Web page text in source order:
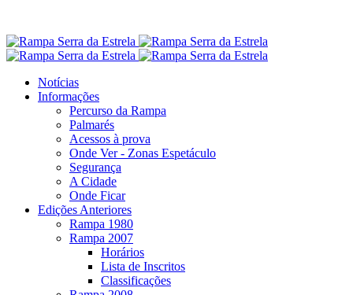
Notícias
Informações
Percurso da Rampa
Palmarés
Acessos à prova
Onde Ver - Zonas Espetáculo
Segurança
A Cidade
Onde Ficar
Edições Anteriores
Rampa 1980
Rampa 2007
Horários
Lista de Inscritos
Classificações